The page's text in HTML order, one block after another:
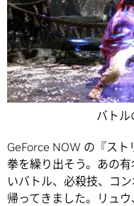
バトル
GeForce NOW の『ス
拳を繰り出そう。あの
いバトル、必殺技、コ
帰ってきました。リュ